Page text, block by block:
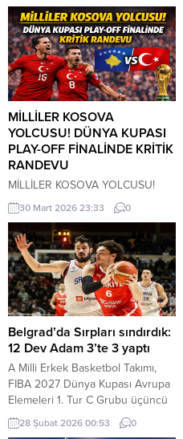
MİLLİLER KOSOVA
YOLCUSU! DÜNYA KUPASI
PLAY-OFF FİNALİNDE KRİTİK
RANDEVU
MİLLİLER KOSOVA YOLCUSU!
DÜNYA KUPASI PLAY-OFF
FİNALİNDE KRİTİK RANDEVU A
Milli Futbol Takımı, 24 yıllık Dünya
Kupası hasretine son vermek için
son viraja girdi. Yarı finalde
Romanya’yı deviren “Bizim
Çocuklar”, play-off finalinde
Kosova ile deplasmanda karşı
karşıya gelecek. İSTANBUL –
2026 FIFA Dünya Kupası yolunda
kader anı geldi çattı. Play-off...
30 Mart 2026 23:33 0
Belgrad’da Sırpları sındırdık:
12 Dev Adam 3’te 3 yaptı
A Milli Erkek Basketbol Takımı,
FIBA 2027 Dünya Kupası Avrupa
Elemeleri 1. Tur C Grubu üçüncü
maçında Sırbistan'ı deplasmanda
82-78 mağlup etti. Bu sonuçla
28 Şubat 2026 00:53 0